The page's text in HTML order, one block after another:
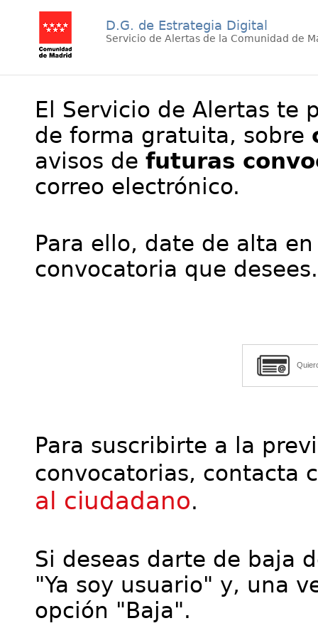
D.G. de Estrategia Digital
Servicio de Alertas de la Comunidad de
El Servicio de Alertas te
de forma gratuita, sobre
avisos de futuras
correo electrónico.
Para ello, date de alta
convocatoria que desees.
Para suscribirte a la
convocatorias, contacta
al ciudadano.
Si deseas darte de baja
"Ya soy usuario" y, una
opción "Baja".